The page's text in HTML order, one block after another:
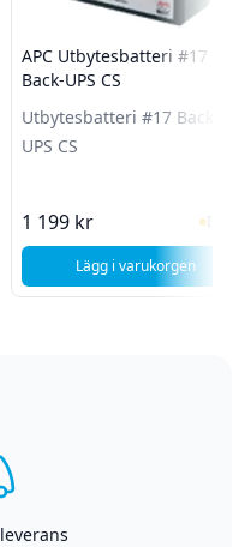
produktsidan för
motsvarande APC
APC Utbytesbatteri #17
Back-UPS CS
Utbytesbatteri #17 Back-
UPS CS
1 199 kr I
Lägg i varukorgen
, APC